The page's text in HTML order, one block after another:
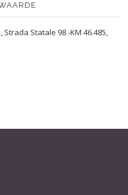
Statale 98 -KM 46.485,